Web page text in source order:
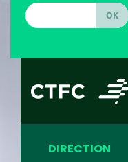
DIRECTION